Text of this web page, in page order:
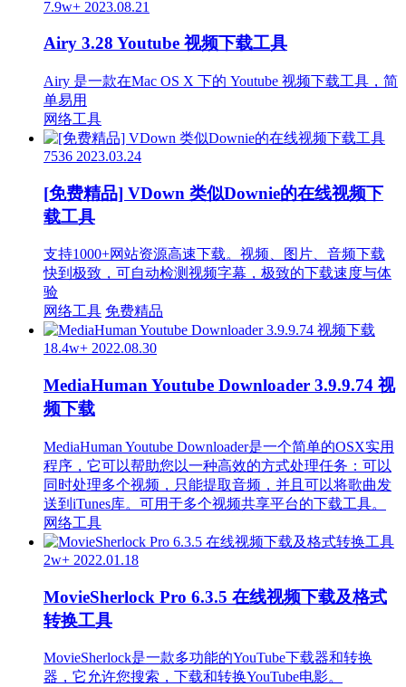
7.9w+ 2023.08.21
Airy 3.28 Youtube 视频下载工具
Airy 是一款在Mac OS X 下的 Youtube 视频下载工具，简
单易用
网络工具
7536 2023.03.24
[免费精品] VDown 类似Downie的在线视频下
载工具
支持1000+网站资源高速下载。视频、图片、音频下载
快到极致，可自动检测视频字幕，极致的下载速度与体
验
网络工具 免费精品
18.4w+ 2022.08.30
MediaHuman Youtube Downloader 3.9.9.74 视
频下载
MediaHuman Youtube Downloader是一个简单的OSX实用
程序，它可以帮助您以一种高效的方式处理任务：可以
同时处理多个视频，只能提取音频，并且可以将歌曲发
送到iTunes库。可用于多个视频共享平台的下载工具。
网络工具
2w+ 2022.01.18
MovieSherlock Pro 6.3.5 在线视频下载及格式
转换工具
MovieSherlock是一款多功能的YouTube下载器和转换
器，它允许您搜索，下载和转换YouTube电影。